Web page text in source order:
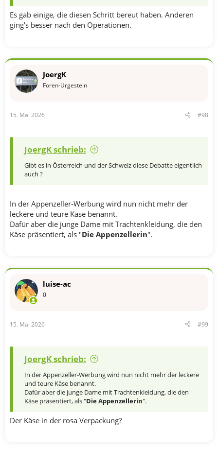
Es gab einige, die diesen Schritt bereut haben. Anderen
ging's besser nach den Operationen.
JoergK
Foren-Urgestein
15. Mai 2026 #98
JoergK schrieb:
Gibt es in Österreich und der Schweiz diese Debatte eigentlich
auch ?
In der Appenzeller-Werbung wird nun nicht mehr der
leckere und teure Käse benannt.
Dafür aber die junge Dame mit Trachtenkleidung, die den
Käse präsentiert, als "Die Appenzellerin".
luise-ac
0
15. Mai 2026 #99
JoergK schrieb:
In der Appenzeller-Werbung wird nun nicht mehr der leckere
und teure Käse benannt.
Dafür aber die junge Dame mit Trachtenkleidung, die den
Käse präsentiert, als "Die Appenzellerin".
Der Käse in der rosa Verpackung?